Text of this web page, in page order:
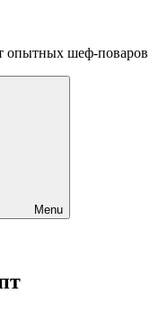
опытных шеф-поваров
Menu